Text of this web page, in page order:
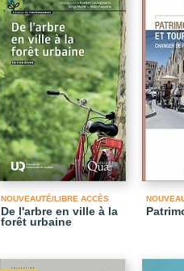
NOUVEAUTÉ/LIBRE ACCÈS
De l'arbre en ville à la
forêt urbaine